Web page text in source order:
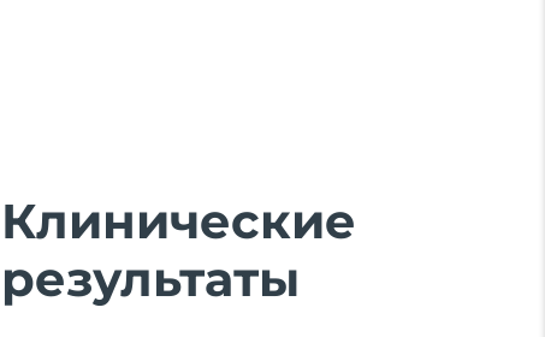
Клинические
результаты